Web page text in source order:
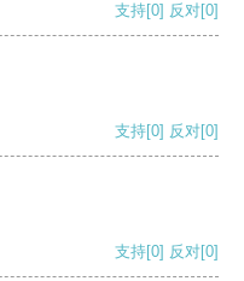
支持[0] 反对[0]
支持[0] 反对[0]
支持[0] 反对[0]